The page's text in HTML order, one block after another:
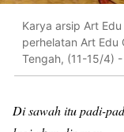
Karya arsip Art
perhelatan Art Edu
Tengah, (11-15/4)
Di sawah itu padi-